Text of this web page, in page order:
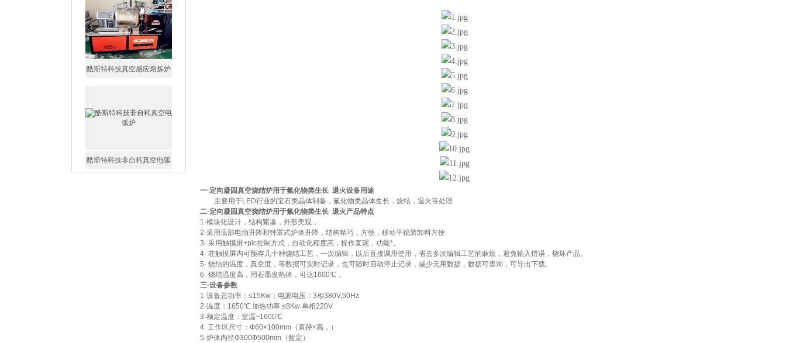
酷斯特科技真空感应熔炼炉
酷斯特科技非自耗真空电弧
一·定向凝固真空烧结炉用于氟化物类生长 退火设备用途
主要用于LED行业的宝石类晶体制备，氟化物类晶体生长，烧结，退火等处理
二·定向凝固真空烧结炉用于氟化物类生长 退火产品特点
1·模块化设计，结构紧凑，外形美观，
2·采用底部电动升降和钟罩式炉体升降，结构精巧，方便，移动平稳装卸料方便
3· 采用触摸屏+plc控制方式，自动化程度高，操作直观，功能*。
4· 在触摸屏内可预存几十种烧结工艺，一次编辑，以后直接调用使用，省去多次编辑工艺的麻烦，避免输入错误，烧坏产品。
5· 烧结的温度，真空度，等数据可实时记录，也可随时启动停止记录，减少无用数据，数据可查询，可导出下载。
6· 烧结温度高，用石墨发热体，可达1600℃，
三·设备参数
1·设备总功率：≤15Kw；电源电压：3相380V,50Hz
2·温度：1650℃ 加热功率 ≤8Kw 单相220V
3·额定温度：室温~1600℃
4. 工作区尺寸：Ф60×100mm（直径×高，）
5·炉体内径Ф300Ф500mm（暂定）